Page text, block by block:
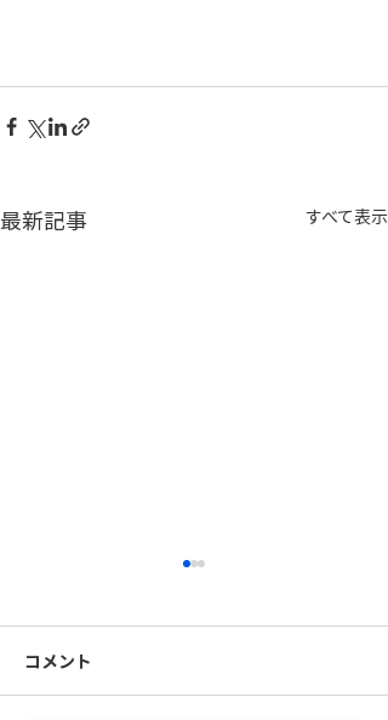
最新記事 すべて表示
FB手摺製作中
コメント